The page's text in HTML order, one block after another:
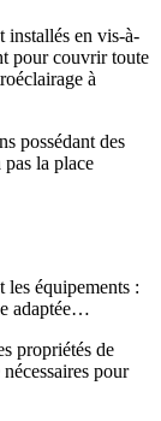
installés en vis-à-
pour couvrir toute
à
possédant des
pas la place
les équipements :
adaptée…
propriétés de
pour